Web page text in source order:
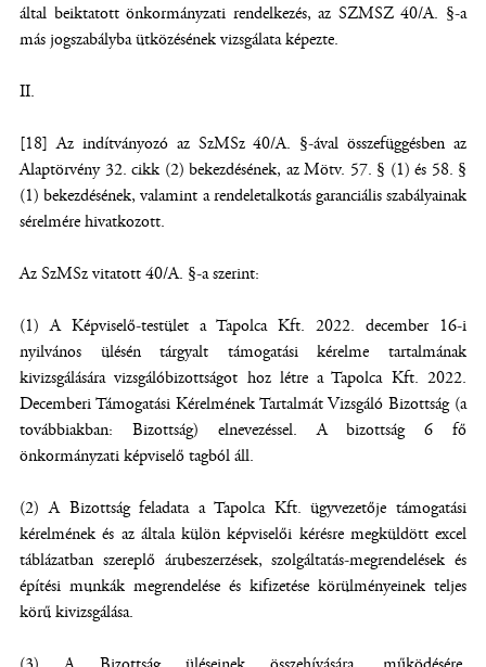
által beiktatott önkormányzati rendelkezés, az SZMSZ 40/A. §-a
más jogszabályba ütközésének vizsgálata képezte.
II.
[18] Az indítványozó az SzMSz 40/A. §-ával összefüggésben az
Alaptörvény 32. cikk (2) bekezdésének, az Mötv. 57. § (1) és 58. §
(1) bekezdésének, valamint a rendeletalkotás garanciális szabályainak
sérelmére hivatkozott.
Az SzMSz vitatott 40/A. §-a szerint:
(1) A Képviselő-testület a Tapolca Kft. 2022. december 16-i
nyilvános ülésén tárgyalt támogatási kérelme tartalmának
kivizsgálására vizsgálóbizottságot hoz létre a Tapolca Kft. 2022.
Decemberi Támogatási Kérelmének Tartalmát Vizsgáló Bizottság (a
továbbiakban: Bizottság) elnevezéssel. A bizottság 6 fő
önkormányzati képviselő tagból áll.
(2) A Bizottság feladata a Tapolca Kft. ügyvezetője támogatási
kérelmének és az általa külön képviselői kérésre megküldött excel
táblázatban szereplő árubeszerzések, szolgáltatás-megrendelések és
építési munkák megrendelése és kifizetése körülményeinek teljes
körű kivizsgálása.